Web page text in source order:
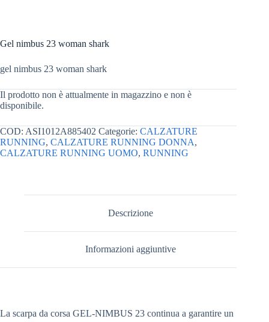
Gel nimbus 23 woman shark
gel nimbus 23 woman shark
Il prodotto non è attualmente in magazzino e non è
disponibile.
COD: ASI1012A885402 Categorie: CALZATURE
RUNNING, CALZATURE RUNNING DONNA,
CALZATURE RUNNING UOMO, RUNNING
Descrizione
Informazioni aggiuntive
La scarpa da corsa GEL-NIMBUS 23 continua a garantire un